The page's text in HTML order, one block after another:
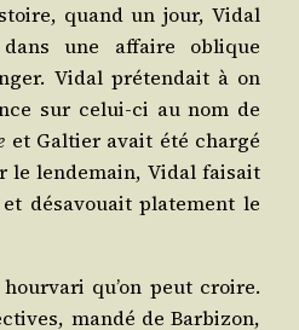
quand un jour, Vidal
une affaire oblique
Vidal pré­ten­dait à on
sur celui-ci au nom de
et Gal­tier avait été char­gé
le len­de­main, Vidal fai­sait
désa­vouait pla­te­ment le
qu’on peut croire.
man­dé de Bar­bi­zon,